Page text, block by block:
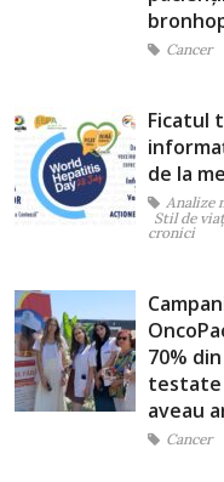
Cancer
Ficatul
de la
Analize
Stil de
cronici
70%
testate
aveau
Cancer